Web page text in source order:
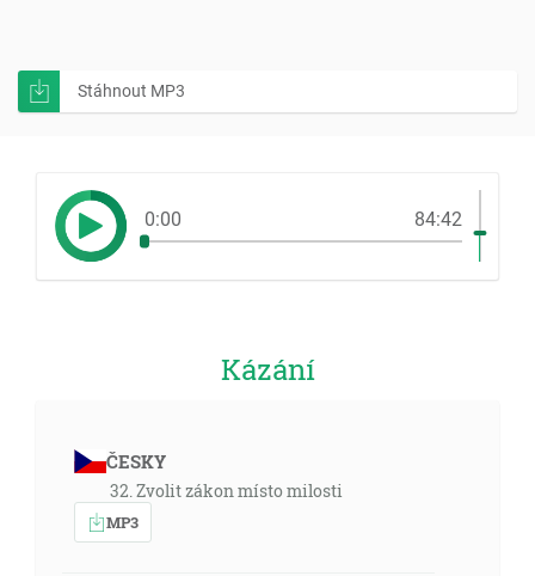
Stáhnout MP3
0:00 84:42
Kázání
ČESKY
32. Zvolit zákon místo milosti
MP3